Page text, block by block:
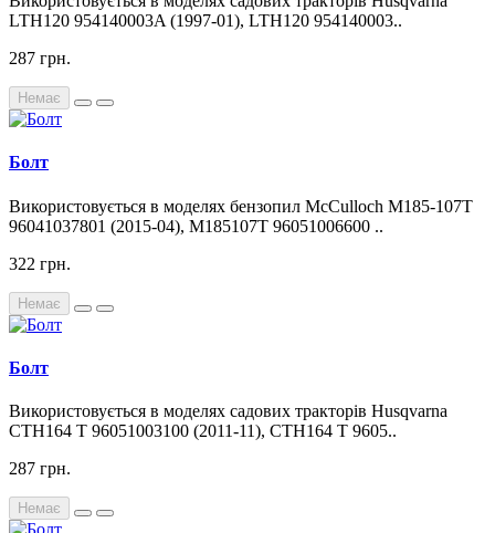
LTH120 954140003A (1997-01), LTH120 954140003..
287 грн.
Немає
Болт
Використовується в моделях бензопил McCulloch M185-107T
96041037801 (2015-04), M185107T 96051006600 ..
322 грн.
Немає
Болт
Використовується в моделях садових тракторів Husqvarna
CTH164 T 96051003100 (2011-11), CTH164 T 9605..
287 грн.
Немає